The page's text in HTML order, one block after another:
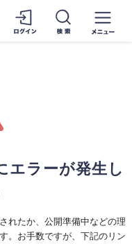
エラーが発生し
れたか、公開準備中などの理
。お手数ですが、下記のリン